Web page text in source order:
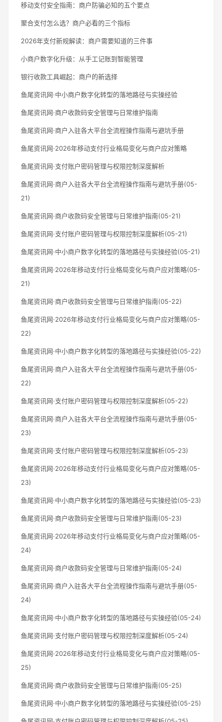
移动支付安全指南：商户防骗必知的五个要点
聚合支付怎么选？商户必看的三个指标
2026年支付新规解读：商户需要知道的三件事
小商户数字化升级：从手工记账到智能管理
银行收款工具崛起：商户的新选择
鱼尾资讯网·中小商户数字化转型的落地路径与实操经验
鱼尾资讯网·商户收款码安全管理与日常维护指南
鱼尾资讯网·商户入驻各大平台全流程操作指南与避坑手册
鱼尾资讯网·2026年移动支付行业格局变化与商户应对策略
鱼尾资讯网·支付账户密码管理与权限控制深度解析
鱼尾资讯网·商户入驻各大平台全流程操作指南与避坑手册(05-
21)
鱼尾资讯网·商户收款码安全管理与日常维护指南(05-21)
鱼尾资讯网·支付账户密码管理与权限控制深度解析(05-21)
鱼尾资讯网·中小商户数字化转型的落地路径与实操经验(05-21)
鱼尾资讯网·2026年移动支付行业格局变化与商户应对策略(05-
21)
鱼尾资讯网·商户收款码安全管理与日常维护指南(05-22)
鱼尾资讯网·2026年移动支付行业格局变化与商户应对策略(05-
22)
鱼尾资讯网·中小商户数字化转型的落地路径与实操经验(05-22)
鱼尾资讯网·商户入驻各大平台全流程操作指南与避坑手册(05-
22)
鱼尾资讯网·支付账户密码管理与权限控制深度解析(05-22)
鱼尾资讯网·商户入驻各大平台全流程操作指南与避坑手册(05-
23)
鱼尾资讯网·支付账户密码管理与权限控制深度解析(05-23)
鱼尾资讯网·2026年移动支付行业格局变化与商户应对策略(05-
23)
鱼尾资讯网·中小商户数字化转型的落地路径与实操经验(05-23)
鱼尾资讯网·商户收款码安全管理与日常维护指南(05-23)
鱼尾资讯网·2026年移动支付行业格局变化与商户应对策略(05-
24)
鱼尾资讯网·商户收款码安全管理与日常维护指南(05-24)
鱼尾资讯网·商户入驻各大平台全流程操作指南与避坑手册(05-
24)
鱼尾资讯网·中小商户数字化转型的落地路径与实操经验(05-24)
鱼尾资讯网·支付账户密码管理与权限控制深度解析(05-24)
鱼尾资讯网·2026年移动支付行业格局变化与商户应对策略(05-
25)
鱼尾资讯网·商户收款码安全管理与日常维护指南(05-25)
鱼尾资讯网·中小商户数字化转型的落地路径与实操经验(05-25)